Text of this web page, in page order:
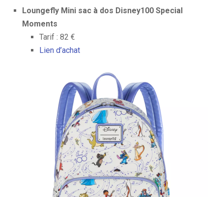
Loungefly Mini sac à dos Disney100 Special
Moments
Tarif : 82 €
Lien d’achat